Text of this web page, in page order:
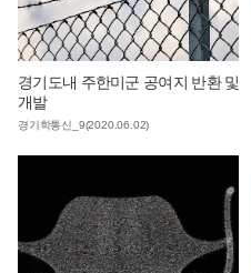
경기도내 주한미군 공여지 반환 및
개발
경기학통신_9(2020.06.02)